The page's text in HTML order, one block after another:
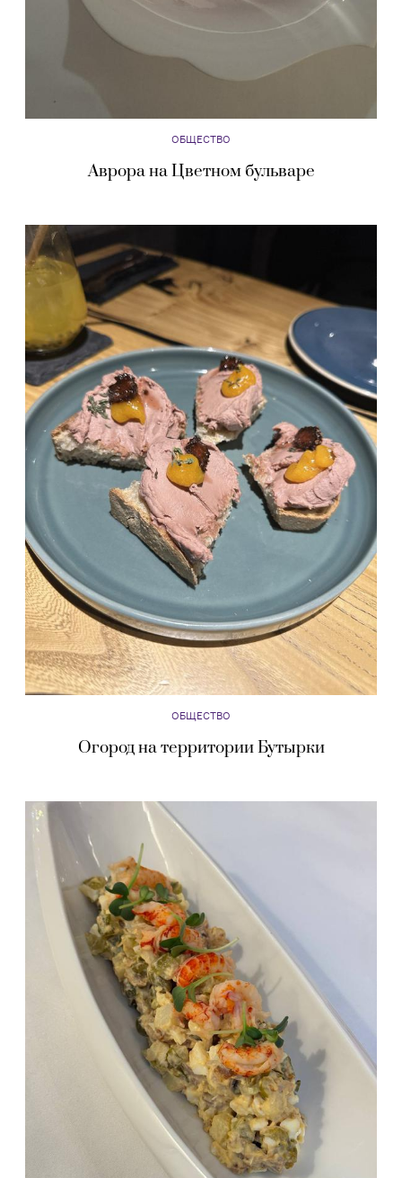
ОБЩЕСТВО
Аврора на Цветном бульваре
ОБЩЕСТВО
Огород на территории Бутырки